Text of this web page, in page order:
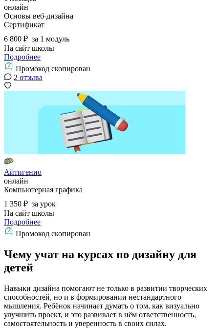
онлайн
Основы веб-дизайна
Сертификат
6 800 ₽ за 1 модуль
На сайт школы
Подробнее
Промокод скопирован
2 отзыва
Айтигенио
онлайн
Компьютерная графика
1 350 ₽ за урок
На сайт школы
Подробнее
Промокод скопирован
Чему учат на курсах по дизайну для
детей
Навыки дизайна помогают не только в развитии творческих
способностей, но и в формировании нестандартного
мышления. Ребёнок начинает думать о том, как визуально
улучшить проект, и это развивает в нём ответственность,
самостоятельность и уверенность в своих силах.